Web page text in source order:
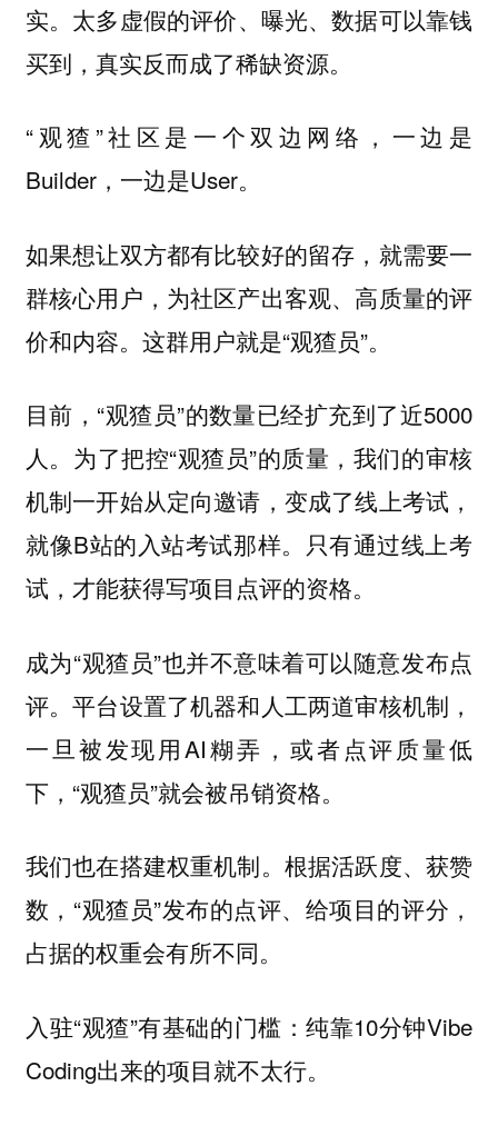
实。 太多虚假的评价、曝光、数据可以靠钱
买到，真实反而成了稀缺资源。
“观猹”社区是一个双边网络，一边是
Builder，一边是User。
如果想让双方都有比较好的留存，就需要一
群核心用户，为社区产出客观、高质量的评
价和内容。这群用户就是“观猹员”。
目前，“观猹员”的数量已经扩充到了近5000
人。为了把控“观猹员”的质量，我们的审核
机制一开始从定向邀请，变成了线上考试，
就像B站的入站考试那样。只有通过线上考
试，才能获得写项目点评的资格。
成为“观猹员”也并不意味着可以随意发布点
评。平台设置了机器和人工两道审核机制，
一旦被发现用AI糊弄，或者点评质量低
下，“观猹员”就会被吊销资格。
我们也在搭建权重机制。根据活跃度、获赞
数，“观猹员”发布的点评、给项目的评分，
占据的权重会有所不同。
入驻“观猹”有基础的门槛：纯靠10分钟Vibe
Coding出来的项目就不太行。